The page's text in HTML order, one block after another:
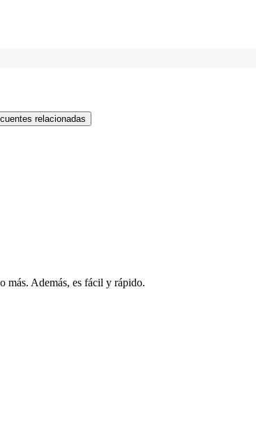
relacionadas
más. Además, es fácil y rápido.